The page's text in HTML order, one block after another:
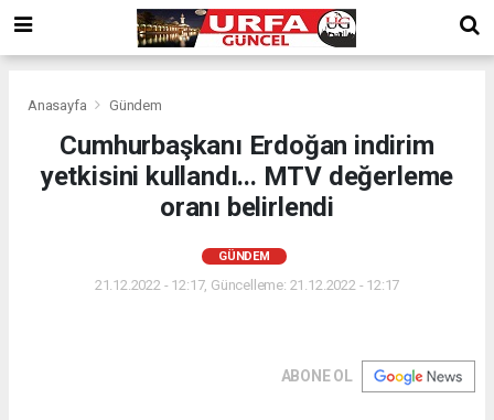
Anasayfa Gündem
Cumhurbaşkanı Erdoğan indirim
yetkisini kullandı... MTV değerleme
oranı belirlendi
GÜNDEM
21.12.2022 - 12:17, Güncelleme: 21.12.2022 - 12:17
ABONE OL